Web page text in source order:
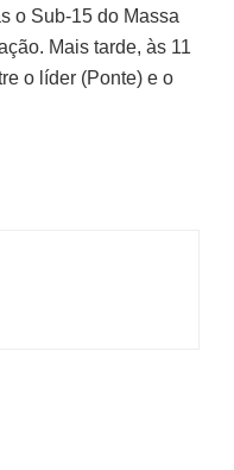
o Sub-15 do Massa
Mais tarde, às 11
o líder (Ponte) e o